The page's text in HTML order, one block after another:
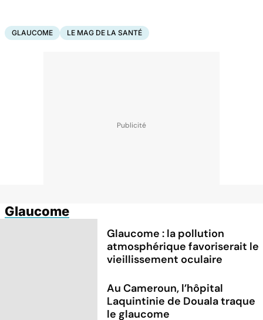
GLAUCOME LE MAG DE LA SANTÉ
Glaucome
Glaucome : la pollution
atmosphérique favoriserait le
vieillissement oculaire
Au Cameroun, l’hôpital
Laquintinie de Douala traque
le glaucome